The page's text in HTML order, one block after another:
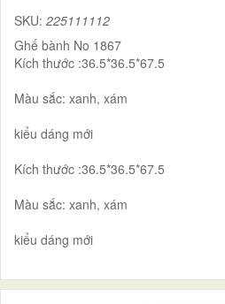
SKU: 225111112
Ghế bành No 1867
Kích thước :36.5*36.5*67.5
Màu sắc: xanh, xám
kiểu dáng mới
Kích thước :36.5*36.5*67.5
Màu sắc: xanh, xám
kiểu dáng mới